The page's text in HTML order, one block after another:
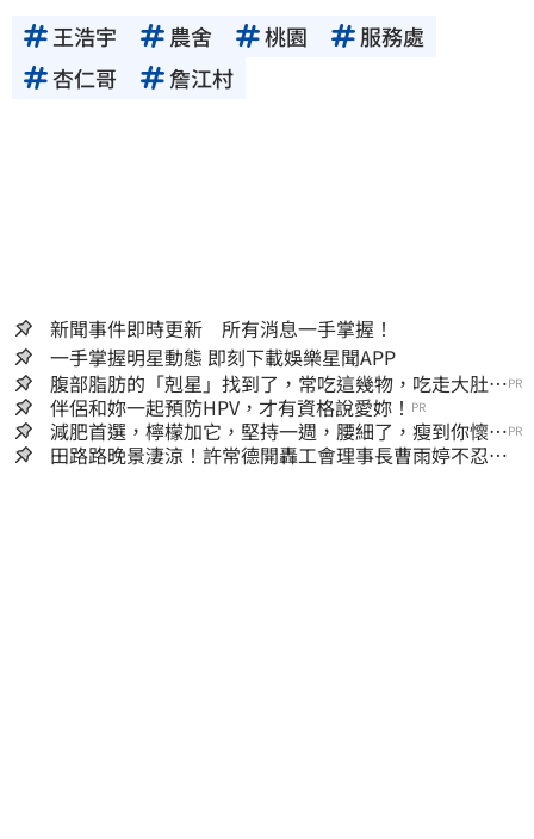
王浩宇 農舍 桃園
服務處
杏仁哥
詹江村
新聞事件即時更新 所有消息一手掌握！
一手掌握明星動態 即刻下載娛樂星聞APP
腹部脂肪的「剋星」找到了，常吃這幾物，吃走大肚
囊，瘦出小蠻腰
PR
伴侶和妳一起預防HPV，才有資格說愛妳！ PR
減肥首選，檸檬加它，堅持一週，腰細了，瘦到你懷疑
人生
PR
田路路晚景淒涼！許常德開轟工會理事長曹雨婷不忍